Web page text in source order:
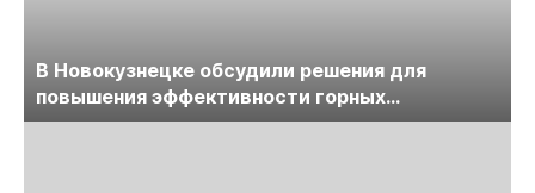
В Новокузнецке обсудили решения для
повышения эффективности горных
предприятий